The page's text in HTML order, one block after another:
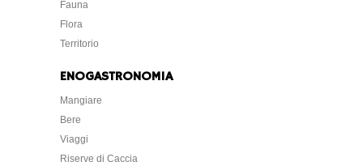
Fauna
Flora
Territorio
ENOGASTRONOMIA
Mangiare
Bere
Viaggi
Riserve di Caccia